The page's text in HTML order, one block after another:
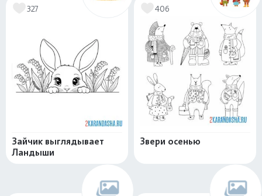
327
Зайчик выглядывает
Ландыши
406
Звери осенью